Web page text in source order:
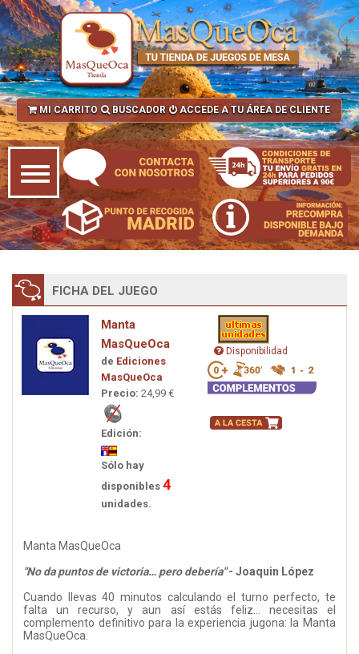
MI CARRITO BUSCADOR ACCEDE A TU ÁREA DE CLIENTE
FICHA DEL JUEGO
Manta
MasQueOca
de Ediciones
MasQueOca
Precio: 24,99 €
Edición:
Sólo hay
disponibles 4
unidades.
Disponibilidad
Manta MasQueOca
"No da puntos de victoria… pero debería"- Joaquin López
Cuando llevas 40 minutos calculando el turno perfecto, te
falta un recurso, y aun así estás feliz… necesitas el
complemento definitivo para la experiencia jugona: la Manta
MasQueOca.